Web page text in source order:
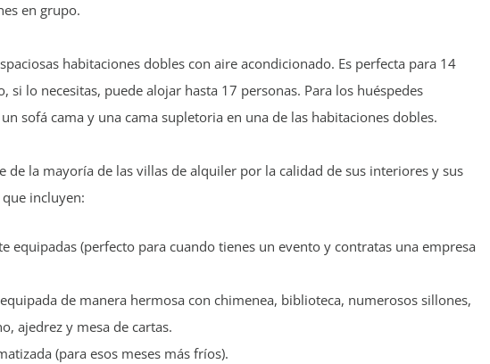
en grupo.
habitaciones dobles con aire acondicionado. Es perfecta para 14
si lo necesitas, puede alojar hasta 17 personas. Para los huéspedes
sofá cama y una cama supletoria en una de las habitaciones dobles.
de la mayoría de las villas de alquiler por la calidad de sus interiores y sus
incluyen:
equipadas (perfecto para cuando tienes un evento y contratas una empresa
de manera hermosa con chimenea, biblioteca, numerosos sillones,
ajedrez y mesa de cartas.
(para esos meses más fríos).